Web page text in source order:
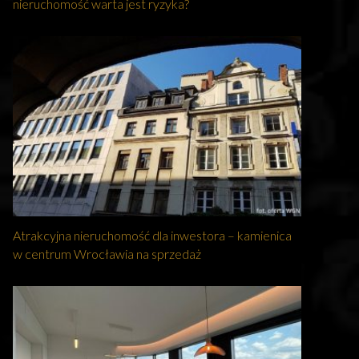
nieruchomość warta jest ryzyka?
Atrakcyjna nieruchomość dla inwestora – kamienica
w centrum Wrocławia na sprzedaż